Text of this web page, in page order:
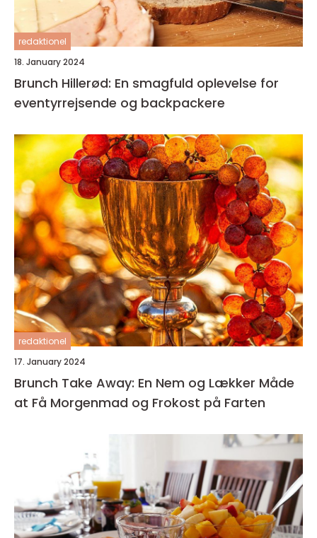
redaktionel
18. January 2024
Brunch Hillerød: En smagfuld oplevelse for
eventyrrejsende og backpackere
redaktionel
17. January 2024
Brunch Take Away: En Nem og Lækker Måde
at Få Morgenmad og Frokost på Farten